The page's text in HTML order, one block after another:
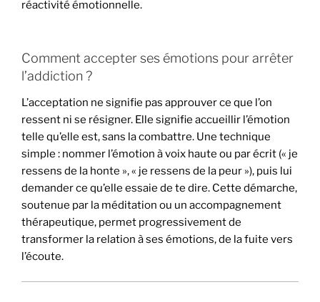
réactivité émotionnelle.
Comment accepter ses émotions pour arrêter
l’addiction ?
L’acceptation ne signifie pas approuver ce que l’on
ressent ni se résigner. Elle signifie accueillir l’émotion
telle qu’elle est, sans la combattre. Une technique
simple : nommer l’émotion à voix haute ou par écrit (« je
ressens de la honte », « je ressens de la peur »), puis lui
demander ce qu’elle essaie de te dire. Cette démarche,
soutenue par la méditation ou un accompagnement
thérapeutique, permet progressivement de
transformer la relation à ses émotions, de la fuite vers
l’écoute.